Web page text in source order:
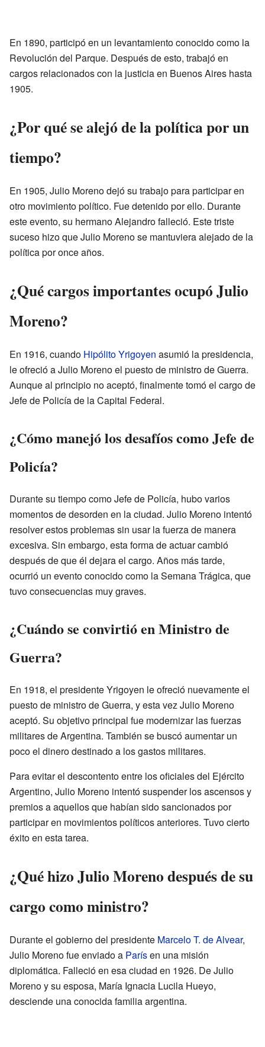
En 1890, participó en un levantamiento conocido como la
Revolución del Parque. Después de esto, trabajó en
cargos relacionados con la justicia en Buenos Aires hasta
1905.
¿Por qué se alejó de la política por un
tiempo?
En 1905, Julio Moreno dejó su trabajo para participar en
otro movimiento político. Fue detenido por ello. Durante
este evento, su hermano Alejandro falleció. Este triste
suceso hizo que Julio Moreno se mantuviera alejado de la
política por once años.
¿Qué cargos importantes ocupó Julio
Moreno?
En 1916, cuando Hipólito Yrigoyen asumió la presidencia,
le ofreció a Julio Moreno el puesto de ministro de Guerra.
Aunque al principio no aceptó, finalmente tomó el cargo de
Jefe de Policía de la Capital Federal.
¿Cómo manejó los desafíos como Jefe de
Policía?
Durante su tiempo como Jefe de Policía, hubo varios
momentos de desorden en la ciudad. Julio Moreno intentó
resolver estos problemas sin usar la fuerza de manera
excesiva. Sin embargo, esta forma de actuar cambió
después de que él dejara el cargo. Años más tarde,
ocurrió un evento conocido como la Semana Trágica, que
tuvo consecuencias muy graves.
¿Cuándo se convirtió en Ministro de
Guerra?
En 1918, el presidente Yrigoyen le ofreció nuevamente el
puesto de ministro de Guerra, y esta vez Julio Moreno
aceptó. Su objetivo principal fue modernizar las fuerzas
militares de Argentina. También se buscó aumentar un
poco el dinero destinado a los gastos militares.
Para evitar el descontento entre los oficiales del Ejército
Argentino, Julio Moreno intentó suspender los ascensos y
premios a aquellos que habían sido sancionados por
participar en movimientos políticos anteriores. Tuvo cierto
éxito en esta tarea.
¿Qué hizo Julio Moreno después de su
cargo como ministro?
Durante el gobierno del presidente Marcelo T. de Alvear,
Julio Moreno fue enviado a Parísen una misión
diplomática. Falleció en esa ciudad en 1926. De Julio
Moreno y su esposa, María Ignacia Lucila Hueyo,
desciende una conocida familia argentina.